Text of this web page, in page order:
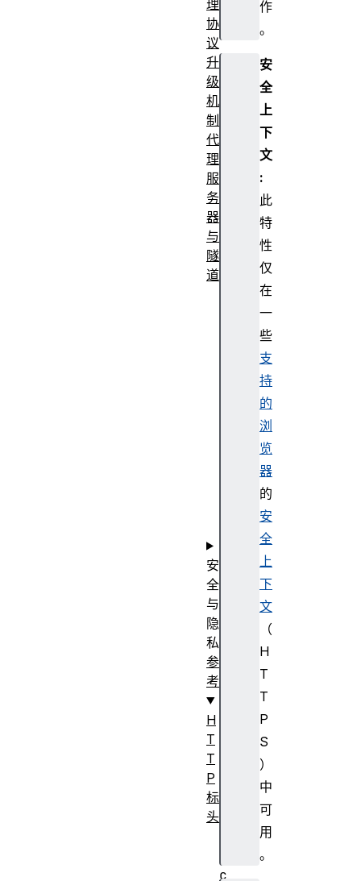
作
。
安
全
上
下
文
:
此
特
性
仅
在
一
些
支
持
的
浏
览
器
的
安
全
上
下
文
（
H
T
T
P
S
）
中
可
用
。
理
协
议
升
级
机
制
代
理
服
务
器
与
隧
道
安
全
与
隐
私
参
考
H
T
T
P
标
头
c